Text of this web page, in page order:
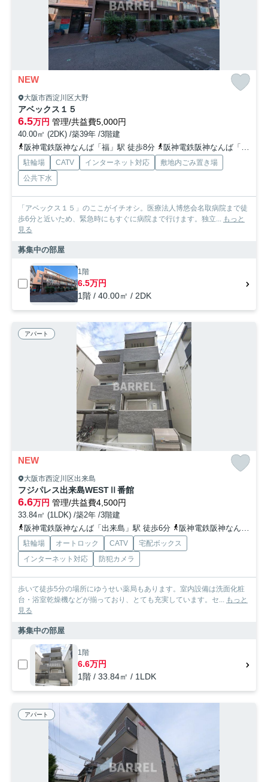
NEW
大阪市西淀川区大野
アベックス１５
6.5万円 管理/共益費5,000円
40.00㎡ (2DK) /築39年 /3階建
阪神電鉄阪神なんば「福」駅 徒歩8分
阪神電鉄阪神なんば「出来島」駅 徒歩15分
駐輪場 CATV インターネット対応
敷地内ごみ置き場
公共下水
「アベックス１５」のここがイチオシ。医療法人博悠会名取病院まで徒
歩6分と近いため、緊急時にもすぐに病院まで行けます。独立...
もっと
見る
募集中の部屋
1階
6.5万円
1階 / 40.00㎡ / 2DK
アパート
NEW
大阪市西淀川区出来島
フジパレス出来島WESTⅡ番館
6.6万円 管理/共益費4,500円
33.84㎡ (1LDK) /築2年 /3階建
阪神電鉄阪神なんば「出来島」駅 徒歩6分
阪神電鉄阪神なんば「福」駅 徒歩15分
駐輪場 オートロック CATV
宅配ボックス
インターネット対応
防犯カメラ
歩いて徒歩5分の場所にゆうせい薬局もあります。室内設備は洗面化粧
台・浴室乾燥機などが揃っており、とても充実しています。セ...
もっと
見る
募集中の部屋
1階
6.6万円
1階 / 33.84㎡ / 1LDK
アパート